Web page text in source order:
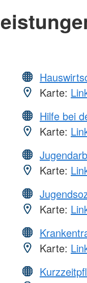
Karte:
Hilfe bei
Karte:
Karte:
Karte:
Karte: